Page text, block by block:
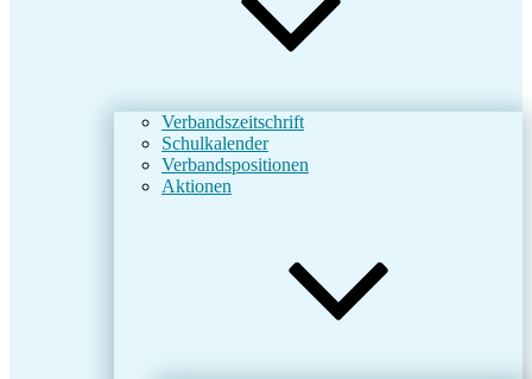
Verbandszeitschrift
Schulkalender
Verbandspositionen
Aktionen